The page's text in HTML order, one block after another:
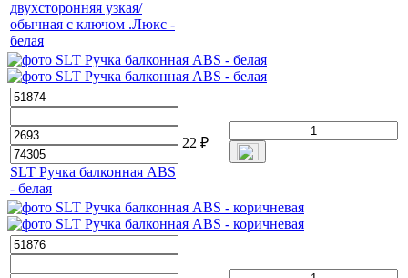
двухсторонняя узкая/
обычная с ключом .Люкс -
белая
SLT Ручка балконная ABS
- белая
22 ₽